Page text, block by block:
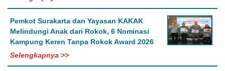
Pemkot Surakarta dan Yayasan KAKAK
Melindungi Anak dari Rokok, 6 Nominasi
Kampung Keren Tanpa Rokok Award 2026
Selengkapnya >>